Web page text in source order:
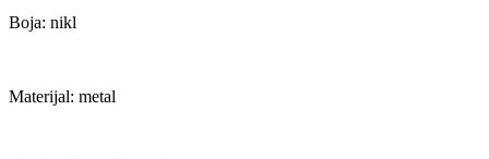
Boja: nikl
Materijal: metal